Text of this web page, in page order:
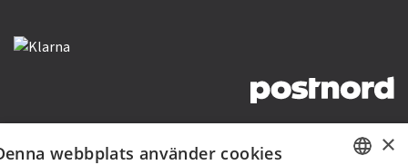
×
webbplats använder cookies